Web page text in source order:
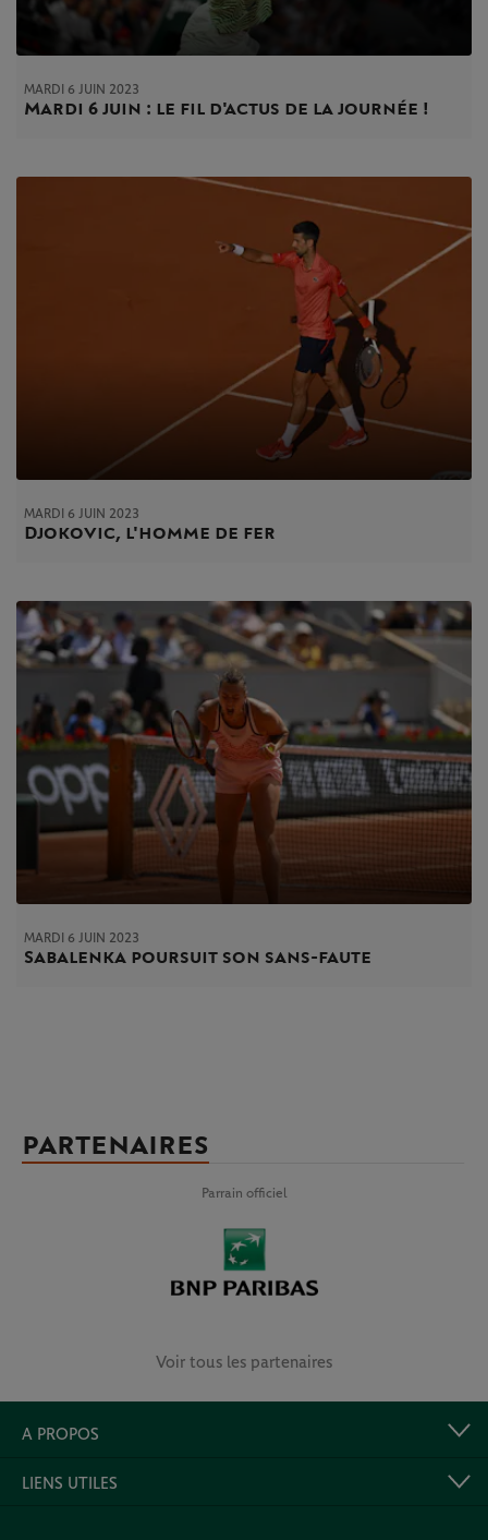
MARDI 6 JUIN 2023
Mardi 6 juin : le fil d'actus de la journée !
MARDI 6 JUIN 2023
Djokovic, l'homme de fer
MARDI 6 JUIN 2023
Sabalenka poursuit son sans-faute
PARTENAIRES
Parrain officiel
Voir tous les partenaires
A PROPOS
LIENS UTILES